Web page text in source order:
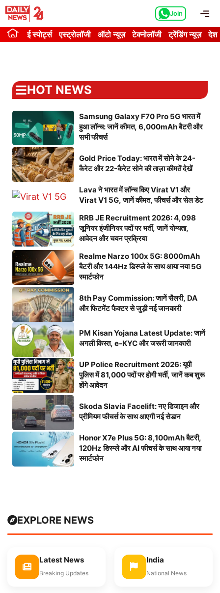
Skip
content
Join
ई स्पोर्ट्स एस्ट्रोलॉजी ऑटो न्यूज़ टेक्नोलॉजी ट्रेंडिंग न्यूज़ देश
HOT NEWS
Samsung Galaxy F70 Pro 5G भारत में
हुआ लॉन्च: जानें कीमत, 6,000mAh बैटरी और
सभी फीचर्स
Gold Price Today: भारत में सोने के 24-
कैरेट और 22-कैरेट सोने की ताज़ा कीमतें देखें
Lava ने भारत में लॉन्च किए Virat V1 और
Virat V1 5G, जानें कीमत, फीचर्स और सेल डेट
RRB JE Recruitment 2026: 4,098
जूनियर इंजीनियर पदों पर भर्ती, जानें योग्यता,
आवेदन और चयन प्रक्रिया
Realme Narzo 100x 5G: 8000mAh
बैटरी और 144Hz डिस्प्ले के साथ आया नया 5G
स्मार्टफोन
8th Pay Commission: जानें सैलरी, DA
और फिटमेंट फैक्टर से जुड़ी नई जानकारी
PM Kisan Yojana Latest Update: जानें
अगली किस्त, e-KYC और जरूरी जानकारी
UP Police Recruitment 2026: यूपी
पुलिस में 81,000 पदों पर होगी भर्ती, जानें कब शुरू
होंगे आवेदन
Skoda Slavia Facelift: नए डिजाइन और
प्रीमियम फीचर्स के साथ आएगी नई सेडान
Honor X7e Plus 5G: 8,100mAh बैटरी,
120Hz डिस्प्ले और AI फीचर्स के साथ आया नया
स्मार्टफोन
EXPLORE NEWS
Latest News
Breaking Updates
India
National News